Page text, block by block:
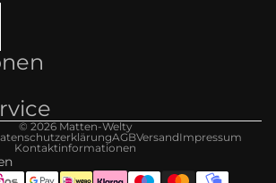
© 2026Matten-Welty
AGBVersandImpressum
Kontaktinformationen